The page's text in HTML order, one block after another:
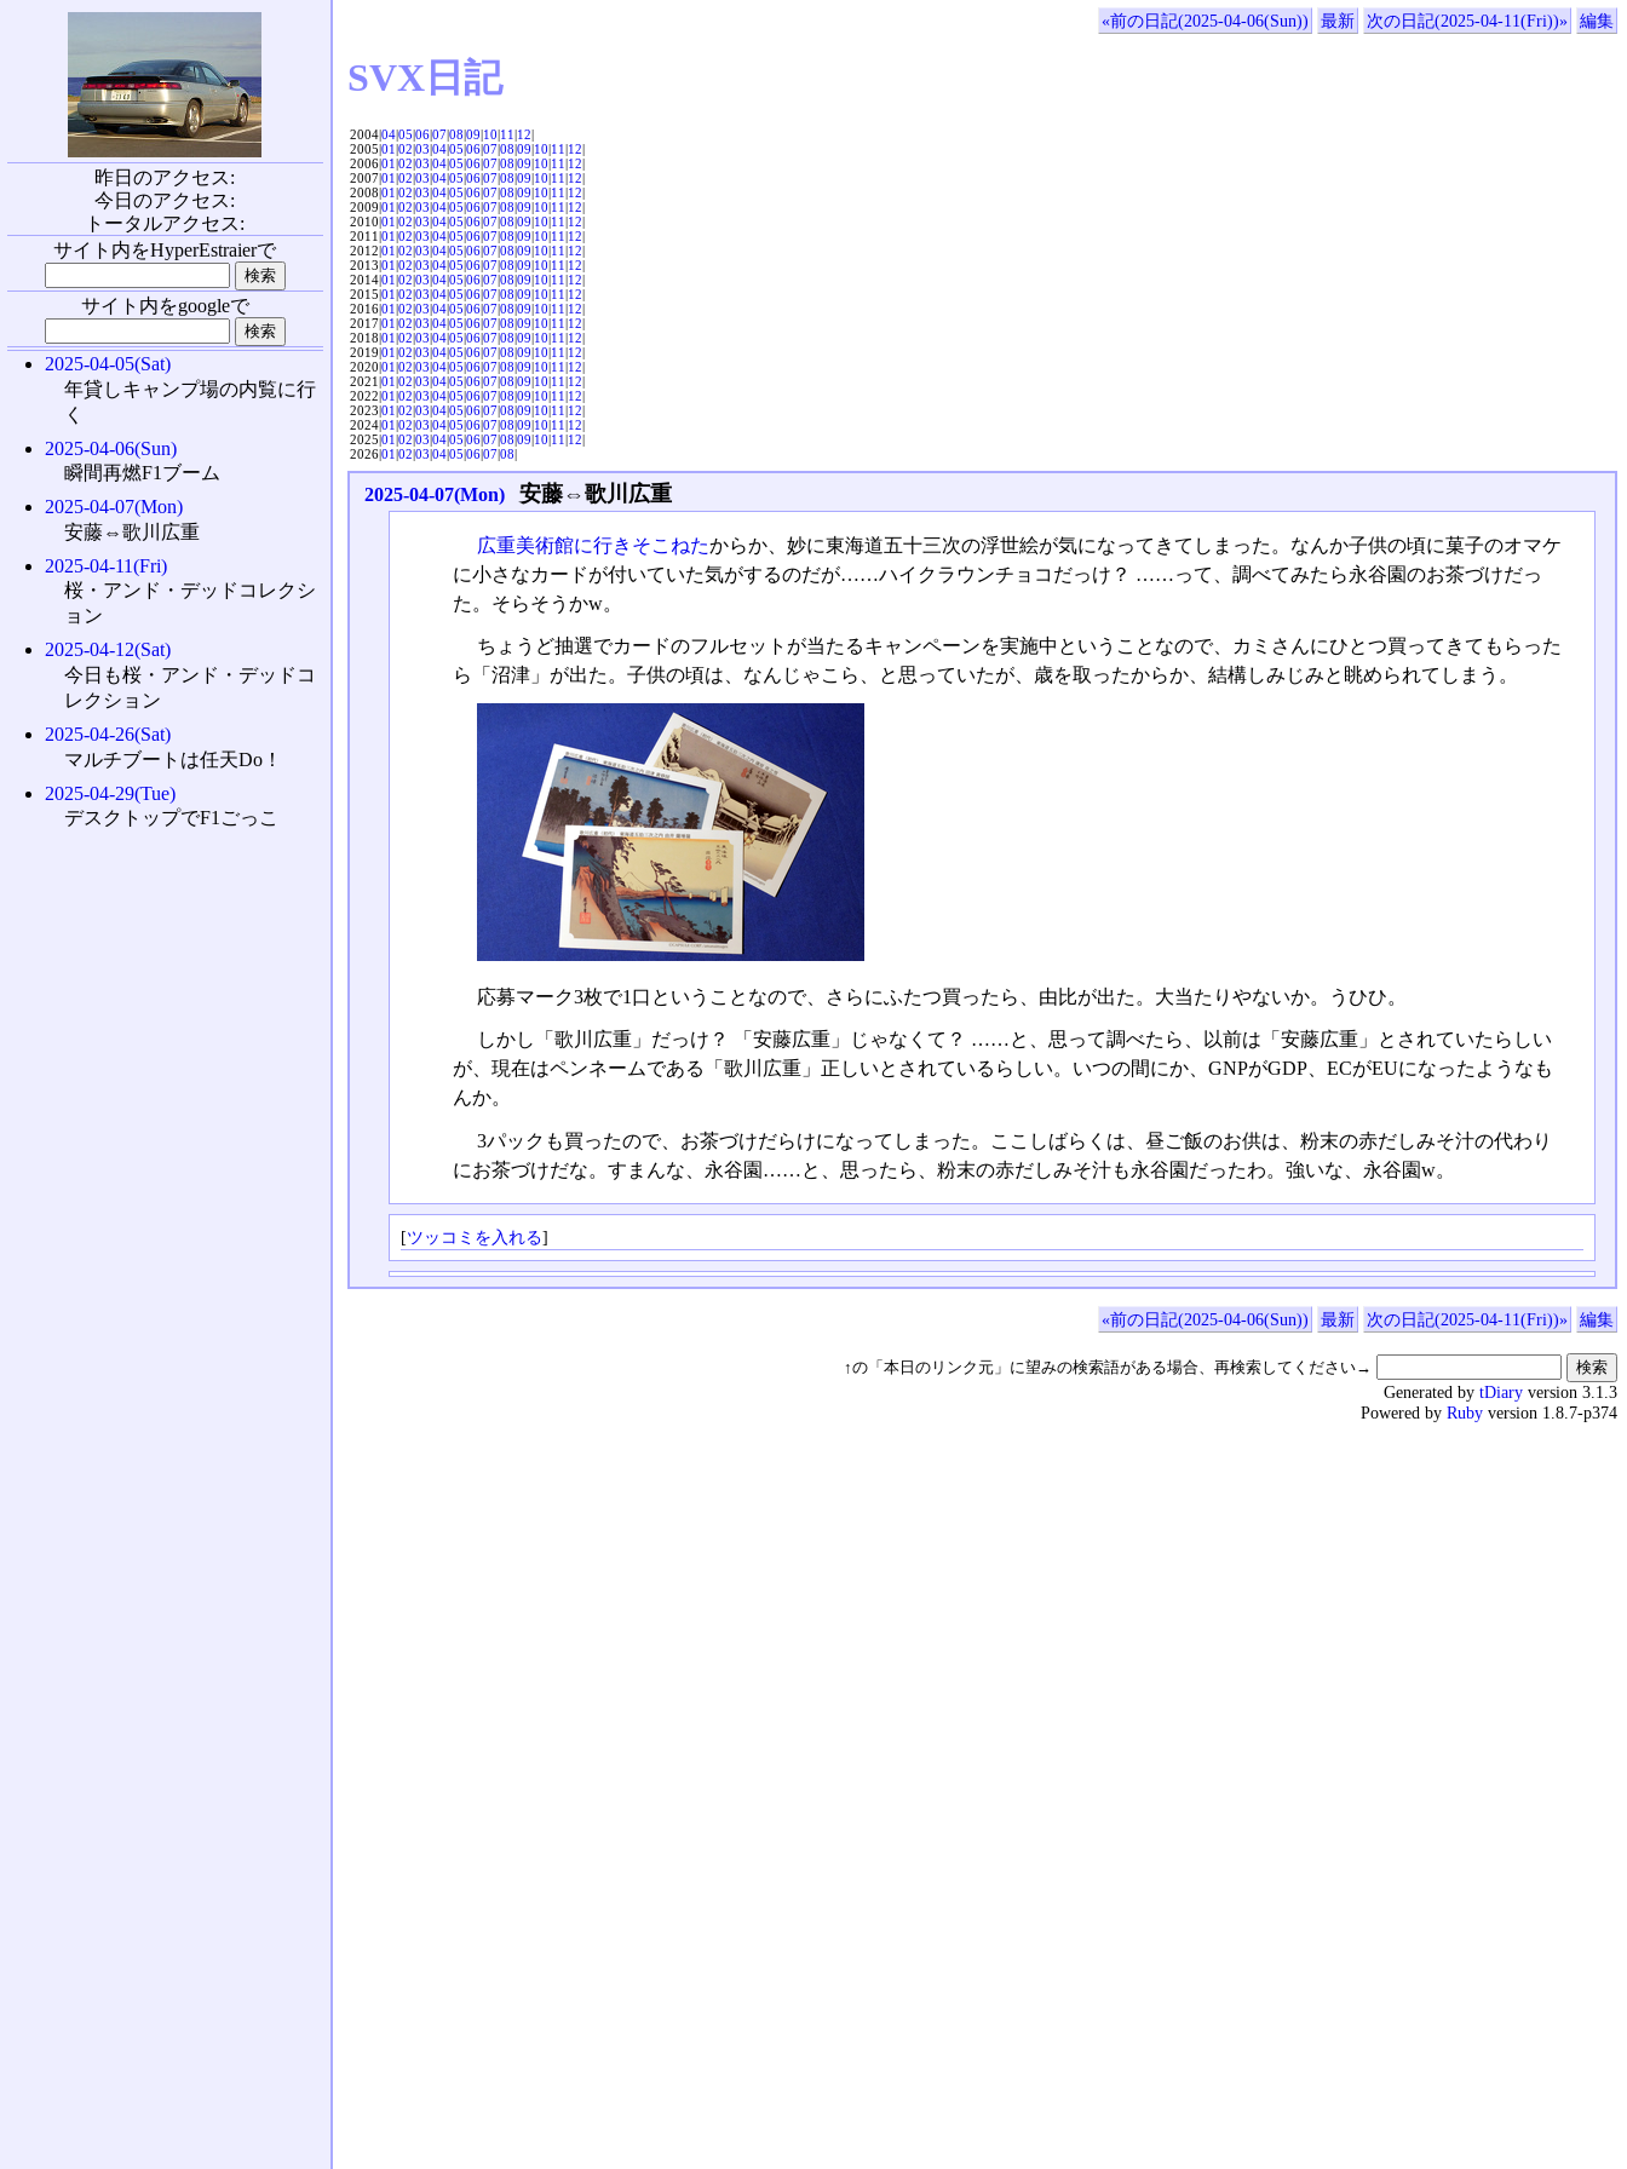
«前の日記(2025-04-06(Sun)) 最新 次の日記(2025-04-11(Fri))» 編集
SVX日記
2004|04|05|06|07|08|09|10|11|12|
2005|01|02|03|04|05|06|07|08|09|10|11|12|
2006|01|02|03|04|05|06|07|08|09|10|11|12|
2007|01|02|03|04|05|06|07|08|09|10|11|12|
2008|01|02|03|04|05|06|07|08|09|10|11|12|
2009|01|02|03|04|05|06|07|08|09|10|11|12|
2010|01|02|03|04|05|06|07|08|09|10|11|12|
2011|01|02|03|04|05|06|07|08|09|10|11|12|
2012|01|02|03|04|05|06|07|08|09|10|11|12|
2013|01|02|03|04|05|06|07|08|09|10|11|12|
2014|01|02|03|04|05|06|07|08|09|10|11|12|
2015|01|02|03|04|05|06|07|08|09|10|11|12|
2016|01|02|03|04|05|06|07|08|09|10|11|12|
2017|01|02|03|04|05|06|07|08|09|10|11|12|
2018|01|02|03|04|05|06|07|08|09|10|11|12|
2019|01|02|03|04|05|06|07|08|09|10|11|12|
2020|01|02|03|04|05|06|07|08|09|10|11|12|
2021|01|02|03|04|05|06|07|08|09|10|11|12|
2022|01|02|03|04|05|06|07|08|09|10|11|12|
2023|01|02|03|04|05|06|07|08|09|10|11|12|
2024|01|02|03|04|05|06|07|08|09|10|11|12|
2025|01|02|03|04|05|06|07|08|09|10|11|12|
2026|01|02|03|04|05|06|07|08|
2025-04-07(Mon) 安藤⇔歌川広重
広重美術館に行きそこねたからか、妙に東海道五十三次の浮世絵が気になってきてしまった。なんか子供の頃に菓子のオマケ
に小さなカードが付いていた気がするのだが……ハイクラウンチョコだっけ？ ……って、調べてみたら永谷園のお茶づけだっ
た。そらそうかw。
ちょうど抽選でカードのフルセットが当たるキャンペーンを実施中ということなので、カミさんにひとつ買ってきてもらった
ら「沼津」が出た。子供の頃は、なんじゃこら、と思っていたが、歳を取ったからか、結構しみじみと眺められてしまう。
応募マーク3枚で1口ということなので、さらにふたつ買ったら、由比が出た。大当たりやないか。うひひ。
しかし「歌川広重」だっけ？ 「安藤広重」じゃなくて？ ……と、思って調べたら、以前は「安藤広重」とされていたらしい
が、現在はペンネームである「歌川広重」正しいとされているらしい。いつの間にか、GNPがGDP、ECがEUになったようなも
んか。
3パックも買ったので、お茶づけだらけになってしまった。ここしばらくは、昼ご飯のお供は、粉末の赤だしみそ汁の代わり
にお茶づけだな。すまんな、永谷園……と、思ったら、粉末の赤だしみそ汁も永谷園だったわ。強いな、永谷園w。
[ツッコミを入れる]
«前の日記(2025-04-06(Sun)) 最新 次の日記(2025-04-11(Fri))» 編集
↑の「本日のリンク元」に望みの検索語がある場合、再検索してください→
昨日のアクセス:
今日のアクセス:
トータルアクセス:
サイト内をHyperEstraierで
サイト内をgoogleで
2025-04-05(Sat)
年貸しキャンプ場の内覧に行
く
2025-04-06(Sun)
瞬間再燃F1ブーム
2025-04-07(Mon)
安藤⇔歌川広重
2025-04-11(Fri)
桜・アンド・デッドコレクシ
ョン
2025-04-12(Sat)
今日も桜・アンド・デッドコ
レクション
2025-04-26(Sat)
マルチブートは任天Do！
2025-04-29(Tue)
デスクトップでF1ごっこ
Generated by tDiary version 3.1.3
Powered by Ruby version 1.8.7-p374